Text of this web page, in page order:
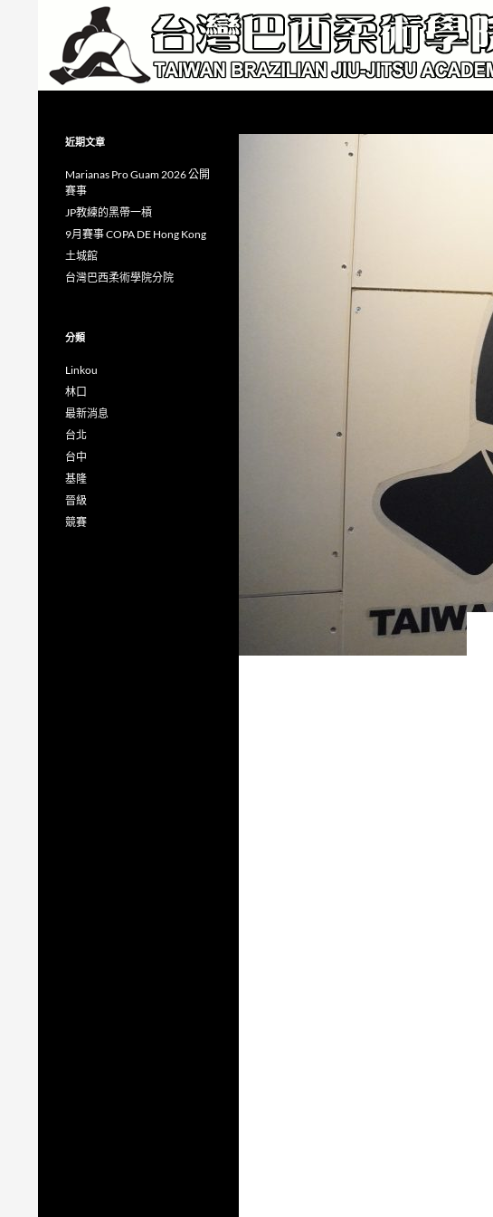
近期文章
Marianas Pro Guam 2026 公開
賽事
JP教練的黑帶一槓
9月賽事 COPA DE Hong Kong
土城館
台灣巴西柔術學院分院
分類
Linkou
林口
最新消息
台北
台中
基隆
晉級
競賽